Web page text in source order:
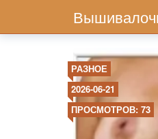
РАЗНОЕ
2026-06-21
ПРОСМОТРОВ: 73